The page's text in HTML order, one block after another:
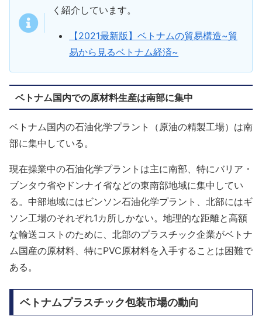
く紹介しています。
【2021最新版】ベトナムの貿易構造~貿
易から見るベトナム経済~
ベトナム国内での原材料生産は南部に集中
ベトナム国内の石油化学プラント（原油の精製工場）は南
部に集中している。
現在操業中の石油化学プラントは主に南部、特にバリア・
ブンタウ省やドンナイ省などの東南部地域に集中してい
る。中部地域にはビンソン石油化学プラント、北部にはギ
ソン工場のそれぞれ1カ所しかない。地理的な距離と高額
な輸送コストのために、北部のプラスチック企業がベトナ
ム国産の原材料、特にPVC原材料を入手することは困難で
ある。
ベトナムプラスチック包装市場の動向